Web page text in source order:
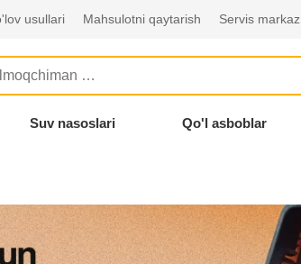
usullari Mahsulotni qaytarish Servis markaz
Suv nasoslari Qo'l asboblar